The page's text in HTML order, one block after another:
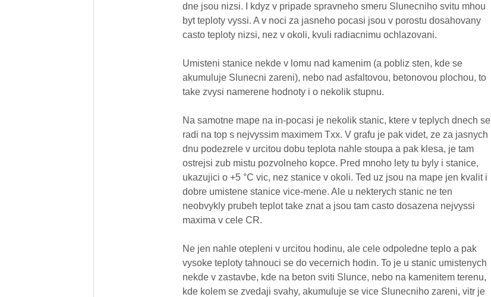
dne jsou nizsi. I kdyz v pripade spravneho smeru Slunecniho svitu mhou
byt teploty vyssi. A v noci za jasneho pocasi jsou v porostu dosahovany
casto teploty nizsi, nez v okoli, kvuli radiacnimu ochlazovani.
Umisteni stanice nekde v lomu nad kamenim (a pobliz sten, kde se
akumuluje Slunecni zareni), nebo nad asfaltovou, betonovou plochou, to
take zvysi namerene hodnoty i o nekolik stupnu.
Na samotne mape na in-pocasi je nekolik stanic, ktere v teplych dnech se
radi na top s nejvyssim maximem Txx. V grafu je pak videt, ze za jasnych
dnu podezrele v urcitou dobu teplota nahle stoupa a pak klesa, je tam
ostrejsi zub mistu pozvolneho kopce. Pred mnoho lety tu byly i stanice,
ukazujici o +5 °C vic, nez stanice v okoli. Ted uz jsou na mape jen kvalit i
dobre umistene stanice vice-mene. Ale u nekterych stanic ne ten
neobvykly prubeh teplot take znat a jsou tam casto dosazena nejvyssi
maxima v cele CR.
Ne jen nahle otepleni v urcitou hodinu, ale cele odpoledne teplo a pak
vysoke teploty tahnouci se do vecernich hodin. To je u stanic umistenych
nekde v zastavbe, kde na beton sviti Slunce, nebo na kamenitem terenu,
kde kolem se zvedaji svahy, akumuluje se vice Slunecniho zareni, vitr je